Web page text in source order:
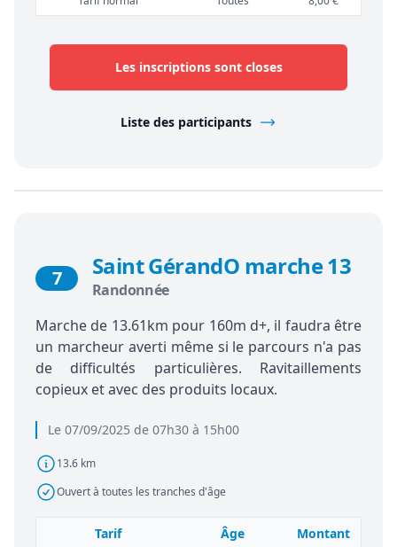
Les inscriptions sont closes
Liste des participants
Le 07/09/2025 de 07h30 à 15h00
13.6 km
Ouvert à toutes les tranches d'âge
7 Saint GérandO marche 13
Randonnée
Marche de 13.61km pour 160m d+, il faudra être
un marcheur averti même si le parcours n'a pas
de difficultés particulières. Ravitaillements
copieux et avec des produits locaux.
Tarif Âge Montant